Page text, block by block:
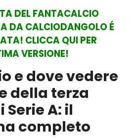
DEL FANTACALCIO
DA CALCIODANGOLO É
CLICCA QUI PER
VERSIONE!
e dove vedere
della terza
A: il
completo